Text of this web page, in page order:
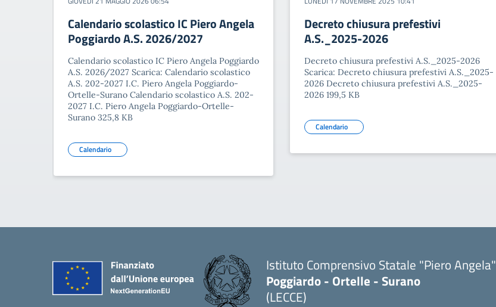
Calendario scolastico IC Piero Angela
Poggiardo A.S. 2026/2027
Calendario scolastico IC Piero Angela Poggiardo
A.S. 2026/2027 Scarica: Calendario scolastico
A.S. 202-2027 I.C. Piero Angela Poggiardo-
Ortelle-Surano Calendario scolastico A.S. 202-
2027 I.C. Piero Angela Poggiardo-Ortelle-
Surano 325,8 KB
Calendario
Decreto chiusura prefestivi
A.S._2025-2026
Decreto chiusura prefestivi A.S._2025-2026
Scarica: Decreto chiusura prefestivi A.S._2025-
2026 Decreto chiusura prefestivi A.S._2025-
2026 199,5 KB
Calendario
Istituto Comprensivo Statale "Piero Angela"
Poggiardo - Ortelle - Surano
(LECCE)